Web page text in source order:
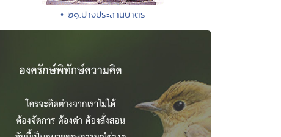
• ๒๑.ปางประสานบาตร